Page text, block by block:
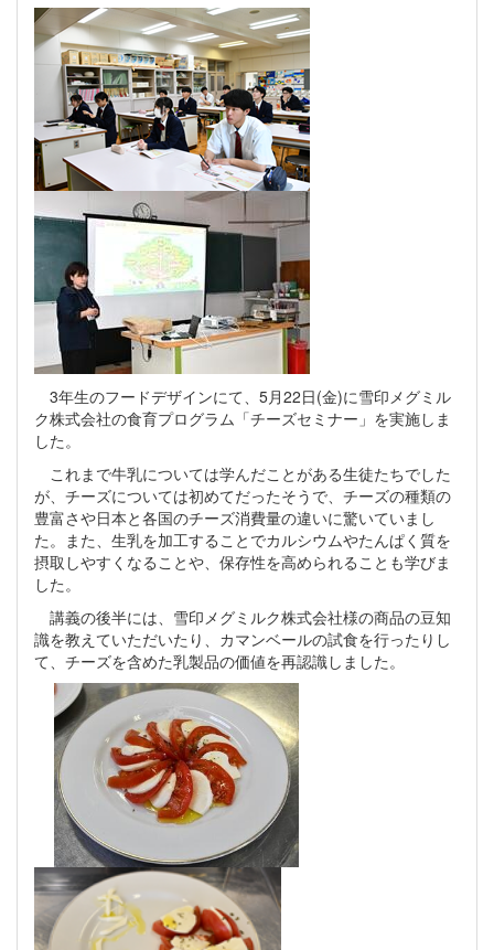
3年生のフードデザインにて、5月22日(金)に雪印メグミル
ク株式会社の食育プログラム「チーズセミナー」を実施しま
した。
これまで牛乳については学んだことがある生徒たちでした
が、チーズについては初めてだったそうで、チーズの種類の
豊富さや日本と各国のチーズ消費量の違いに驚いていまし
た。また、生乳を加工することでカルシウムやたんぱく質を
摂取しやすくなることや、保存性を高められることも学びま
した。
講義の後半には、雪印メグミルク株式会社様の商品の豆知
識を教えていただいたり、カマンベールの試食を行ったりし
て、チーズを含めた乳製品の価値を再認識しました。